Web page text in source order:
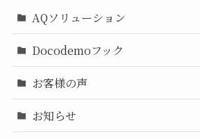
AQソリューション
Docodemoフック
お客様の声
お知らせ